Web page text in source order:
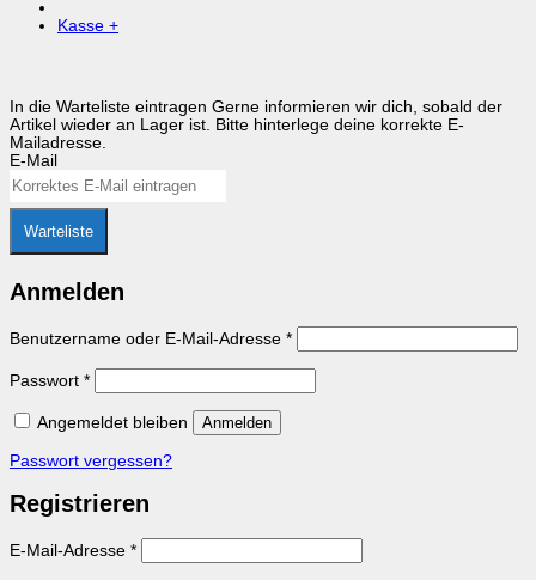
Kasse +
In die Warteliste eintragen Gerne informieren wir dich, sobald der
Artikel wieder an Lager ist. Bitte hinterlege deine korrekte E-
Mailadresse.
E-Mail
Warteliste
Anmelden
Benutzername oder E-Mail-Adresse *Erforderlich
Passwort *Erforderlich
Angemeldet bleiben Anmelden
Passwort vergessen?
Registrieren
E-Mail-Adresse *Erforderlich